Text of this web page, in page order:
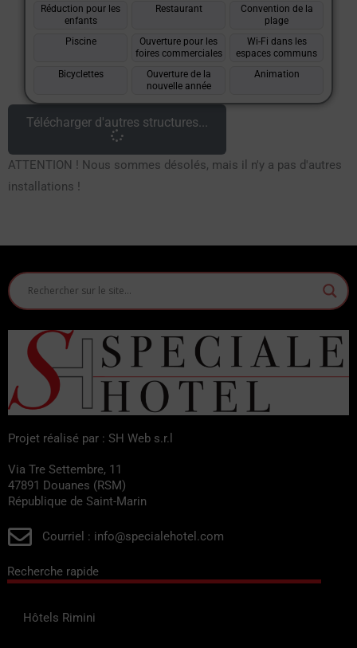
Réduction pour les
enfants
Restaurant
Convention de la
plage
Piscine
Ouverture pour les
foires commerciales
Wi-Fi dans les
espaces communs
Bicyclettes
Ouverture de la
nouvelle année
Animation
Télécharger d'autres structures...
ATTENTION ! Nous sommes désolés, mais il n'y a pas d'autres
installations !
Projet réalisé par : SH Web s.r.l
Via Tre Settembre, 11
47891 Douanes (RSM)
République de Saint-Marin
Courriel : info@specialehotel.com
Recherche rapide
Hôtels Rimini